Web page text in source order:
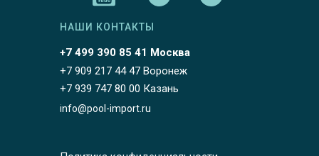
+7 499 390 85 41 Москва
НАШИ КОНТАКТЫ
+7 909 217 44 47 Воронеж
+7 939 747 80 00 Казань
info@pool-import.ru